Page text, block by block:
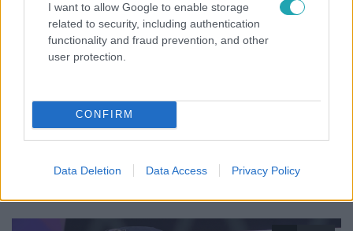
I want to allow Google to enable storage
related to security, including authentication
functionality and fraud prevention, and other
user protection.
CONFIRM
Data Deletion Data Access Privacy Policy
Álarcos Énekes
2021. október 17. 19:20
Állva tapsolt a közönség a Szarvasnak, ráadásul ezzel az
énekléssel igencsak megnehezítette a nyomozók
tippjeikben, kivéve Fluor Tomit.